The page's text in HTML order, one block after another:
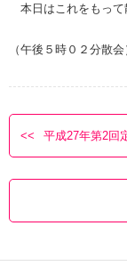
本日はこれをもって
（午後５時０２分散会
平成27年第2回